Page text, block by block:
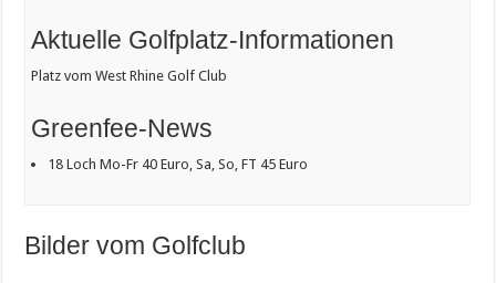
Aktuelle Golfplatz-Informationen
Platz vom West Rhine Golf Club
Greenfee-News
18 Loch Mo-Fr 40 Euro, Sa, So, FT 45 Euro
Bilder vom Golfclub